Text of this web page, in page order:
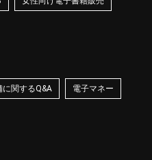
に関するQ&A 電子マネー